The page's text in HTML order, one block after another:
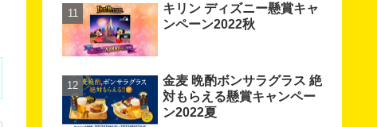
キリン ディズニー懸賞キャ
ンペーン2022秋
金麦 晩酌ボンサラグラス 絶
対もらえる懸賞キャンペー
ン2022夏